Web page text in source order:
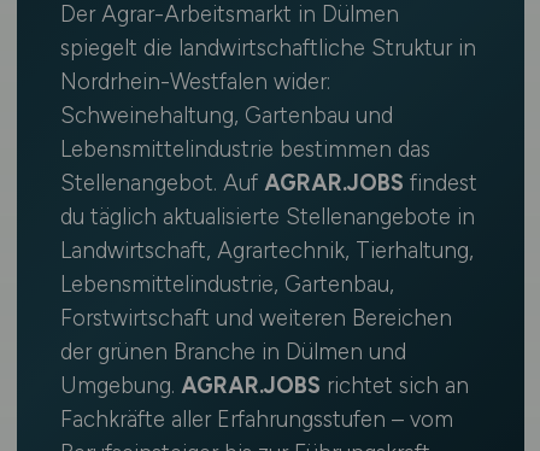
Der Agrar-Arbeitsmarkt in Dülmen
spiegelt die landwirtschaftliche Struktur in
Nordrhein-Westfalen wider:
Schweinehaltung, Gartenbau und
Lebensmittelindustrie bestimmen das
Stellenangebot. Auf AGRAR.JOBS findest
du täglich aktualisierte Stellenangebote in
Landwirtschaft, Agrartechnik, Tierhaltung,
Lebensmittelindustrie, Gartenbau,
Forstwirtschaft und weiteren Bereichen
der grünen Branche in Dülmen und
Umgebung. AGRAR.JOBS richtet sich an
Fachkräfte aller Erfahrungsstufen – vom